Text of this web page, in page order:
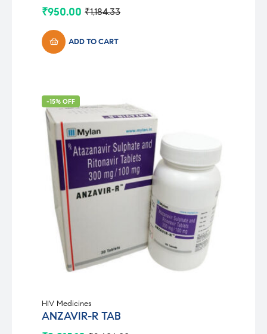
₹1,184.33
Original
was:
₹1,184.33.
₹950.00
Current
is:
₹950.00.ADD TO CART
-15% OFF
HIV Medicines
ANZAVIR-R TAB